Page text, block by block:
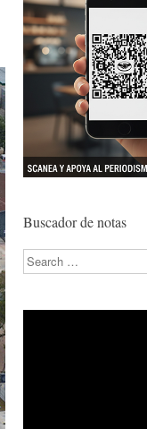
Buscador de notas
Search